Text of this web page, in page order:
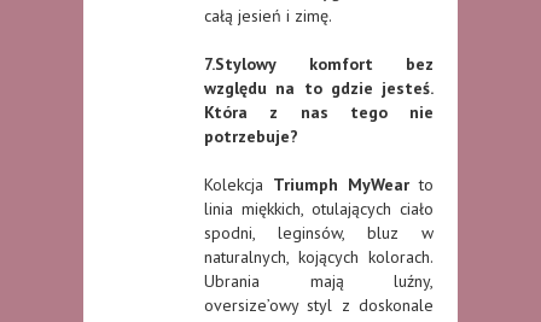
całą jesień i zimę.
7.Stylowy komfort bez
względu na to gdzie jesteś.
Która z nas tego nie
potrzebuje?
Kolekcja Triumph MyWear to
linia miękkich, otulających ciało
spodni, leginsów, bluz w
naturalnych, kojących kolorach.
Ubrania mają luźny,
oversize’owy styl z doskonale